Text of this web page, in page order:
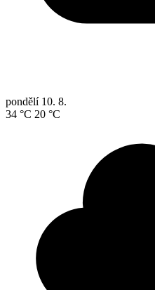
pondělí 10. 8.
34 °C 20 °C